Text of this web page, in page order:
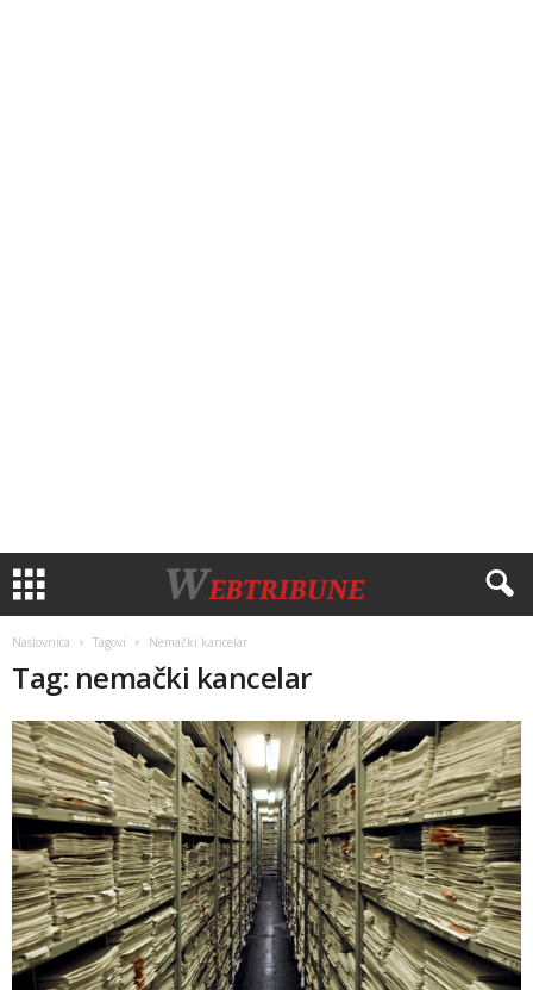
Naslovnica Tagovi Nemački kancelar
Tag: nemački kancelar